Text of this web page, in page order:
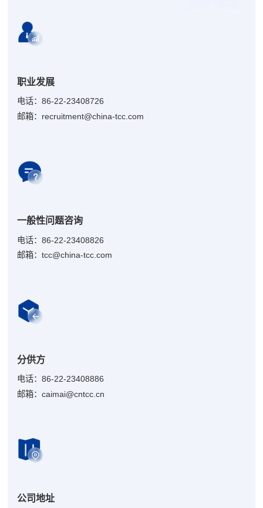
职业发展
电话：86-22-23408726
邮箱：recruitment@china-tcc.com
一般性问题咨询
电话：86-22-23408826
邮箱：tcc@china-tcc.com
分供方
电话：86-22-23408886
邮箱：caimai@cntcc.cn
公司地址